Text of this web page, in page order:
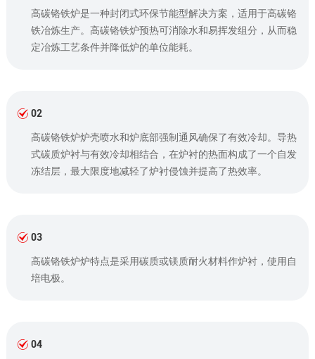
高碳铬铁炉是一种封闭式环保节能型解决方案，适用于高碳铬
铁冶炼生产。高碳铬铁炉预热可消除水和易挥发组分，从而稳
定冶炼工艺条件并降低炉的单位能耗。
02
高碳铬铁炉炉壳喷水和炉底部强制通风确保了有效冷却。导热
式碳质炉衬与有效冷却相结合，在炉衬的热面构成了一个自发
冻结层，最大限度地减轻了炉衬侵蚀并提高了热效率。
03
高碳铬铁炉炉特点是采用碳质或镁质耐火材料作炉衬，使用自
培电极。
04